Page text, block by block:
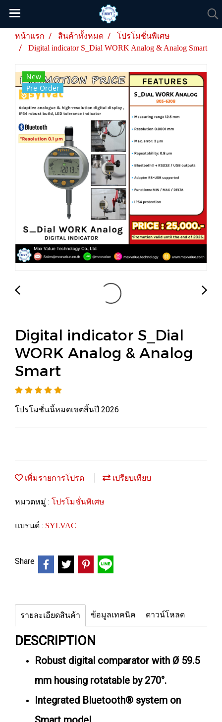
หน้าแรก สินค้าทั้งหมด
โปรโมชั่นพิเศษ
Digital indicator S_Dial WORK Analog & Analog Smart
New
Pre-Order
Digital indicator S_Dial
WORK Analog & Analog
Smart
โปรโมชั่นนี้หมดเขตสิ้นปี 2026
เพิ่มรายการโปรด เปรียบเทียบ
หมวดหมู่ : โปรโมชั่นพิเศษ
แบรนด์ : SYLVAC
Share
รายละเอียดสินค้า ข้อมูลเทคนิค ดาวน์โหลด
DESCRIPTION
Robust digital comparator with Ø 59.5
mm housing rotatable by 270°.
Integrated Bluetooth® system on